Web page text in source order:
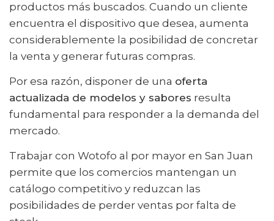
productos más buscados. Cuando un cliente
encuentra el dispositivo que desea, aumenta
considerablemente la posibilidad de concretar
la venta y generar futuras compras.
Por esa razón, disponer de una oferta
actualizada de modelos y sabores resulta
fundamental para responder a la demanda del
mercado.
Trabajar con Wotofo al por mayor en San Juan
permite que los comercios mantengan un
catálogo competitivo y reduzcan las
posibilidades de perder ventas por falta de